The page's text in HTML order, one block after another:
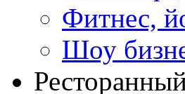
Фитнес,
Шоу